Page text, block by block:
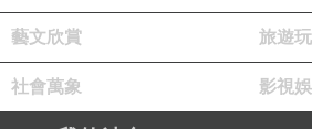
開的模樣，便以足夠。
藝文欣賞 旅遊
社會萬象 影視